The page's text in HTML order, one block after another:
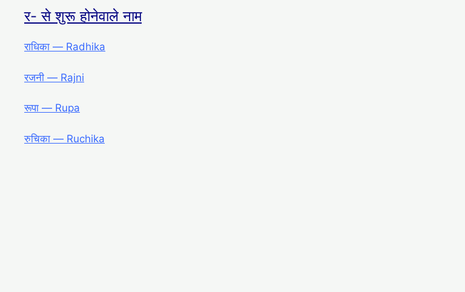
र- से शुरू होनेवाले नाम
राधिका ― Radhika
रजनी ― Rajni
रूपा ― Rupa
रुचिका ― Ruchika